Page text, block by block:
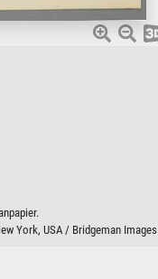
York, USA / Bridgeman Images